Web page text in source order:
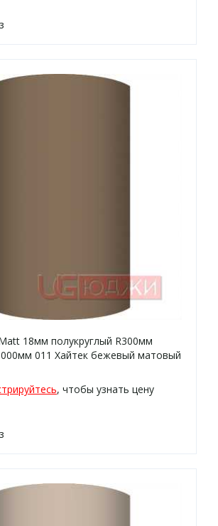
18мм полукруглый R300мм
011 Хайтек бежевый матовый
, чтобы узнать цену